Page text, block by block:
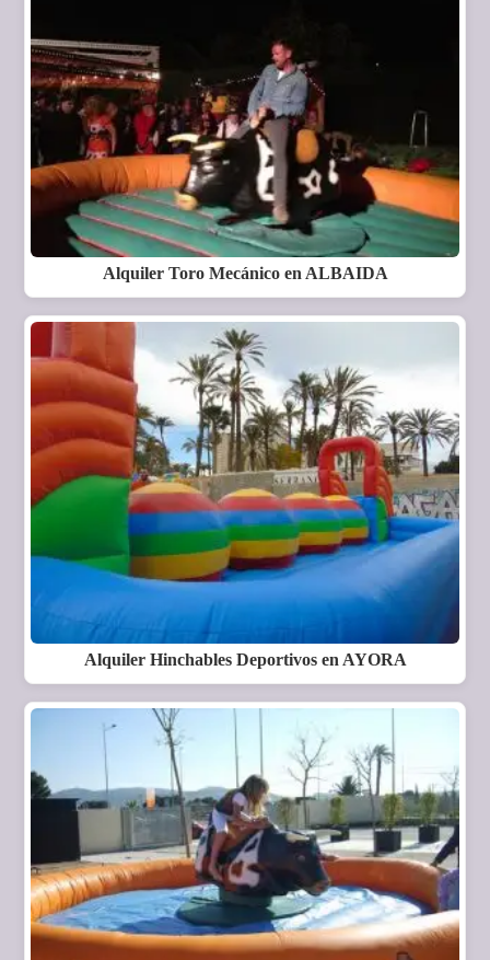
Alquiler Toro Mecánico en ALBAIDA
Alquiler Hinchables Deportivos en AYORA